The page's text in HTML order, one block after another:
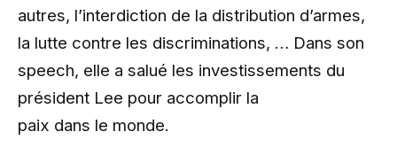
autres, l’interdiction de la distribution d’armes,
la lutte contre les discriminations, … Dans son
speech, elle a salué les investissements du
président Lee pour accomplir la
paix dans le monde.